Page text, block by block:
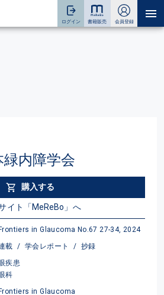
内障学会
購入する
イト「MeReBo」へ
Frontiers in Glaucoma No.67 27-34, 2024
載 / 学会レポート / 抄録
疾患
科
Frontiers in Glaucoma